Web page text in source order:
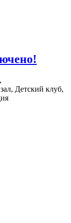
Детский клуб,